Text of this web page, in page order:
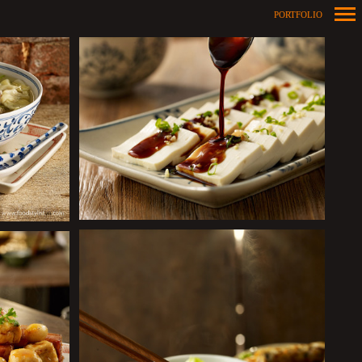
Primary
Navigation
PORTFOLIO
+